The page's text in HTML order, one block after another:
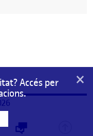
Accés per
×